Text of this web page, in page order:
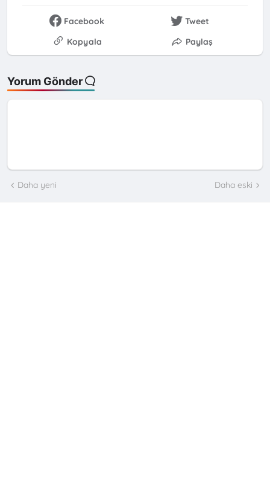
Facebook
Tweet
Kopyala
Paylaş
Yorum Gönder
Daha yeni Daha eski